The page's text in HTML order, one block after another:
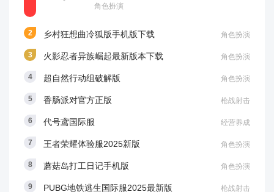
角色扮演
乡村狂想曲冷狐版手机版下载 角色扮演
火影忍者异族崛起最新版本下载 角色扮演
超自然行动组破解版 角色扮演
香肠派对官方正版 枪战射击
代号鸢国际服 经营养成
王者荣耀体验服2025新版 角色扮演
蘑菇岛打工日记手机版 角色扮演
PUBG地铁逃生国际服2025最新版 枪战射击